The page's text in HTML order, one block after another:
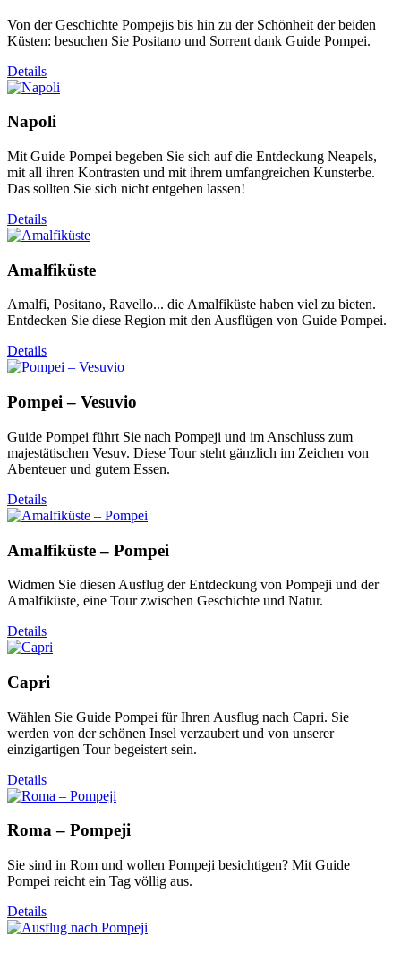
Von der Geschichte Pompejis bis hin zu der Schönheit der beiden
Küsten: besuchen Sie Positano und Sorrent dank Guide Pompei.
Details
Napoli
Mit Guide Pompei begeben Sie sich auf die Entdeckung Neapels,
mit all ihren Kontrasten und mit ihrem umfangreichen Kunsterbe.
Das sollten Sie sich nicht entgehen lassen!
Details
Amalfiküste
Amalfi, Positano, Ravello... die Amalfiküste haben viel zu bieten.
Entdecken Sie diese Region mit den Ausflügen von Guide Pompei.
Details
Pompei – Vesuvio
Guide Pompei führt Sie nach Pompeji und im Anschluss zum
majestätischen Vesuv. Diese Tour steht gänzlich im Zeichen von
Abenteuer und gutem Essen.
Details
Amalfiküste – Pompei
Widmen Sie diesen Ausflug der Entdeckung von Pompeji und der
Amalfiküste, eine Tour zwischen Geschichte und Natur.
Details
Capri
Wählen Sie Guide Pompei für Ihren Ausflug nach Capri. Sie
werden von der schönen Insel verzaubert und von unserer
einzigartigen Tour begeistert sein.
Details
Roma – Pompeji
Sie sind in Rom und wollen Pompeji besichtigen? Mit Guide
Pompei reicht ein Tag völlig aus.
Details